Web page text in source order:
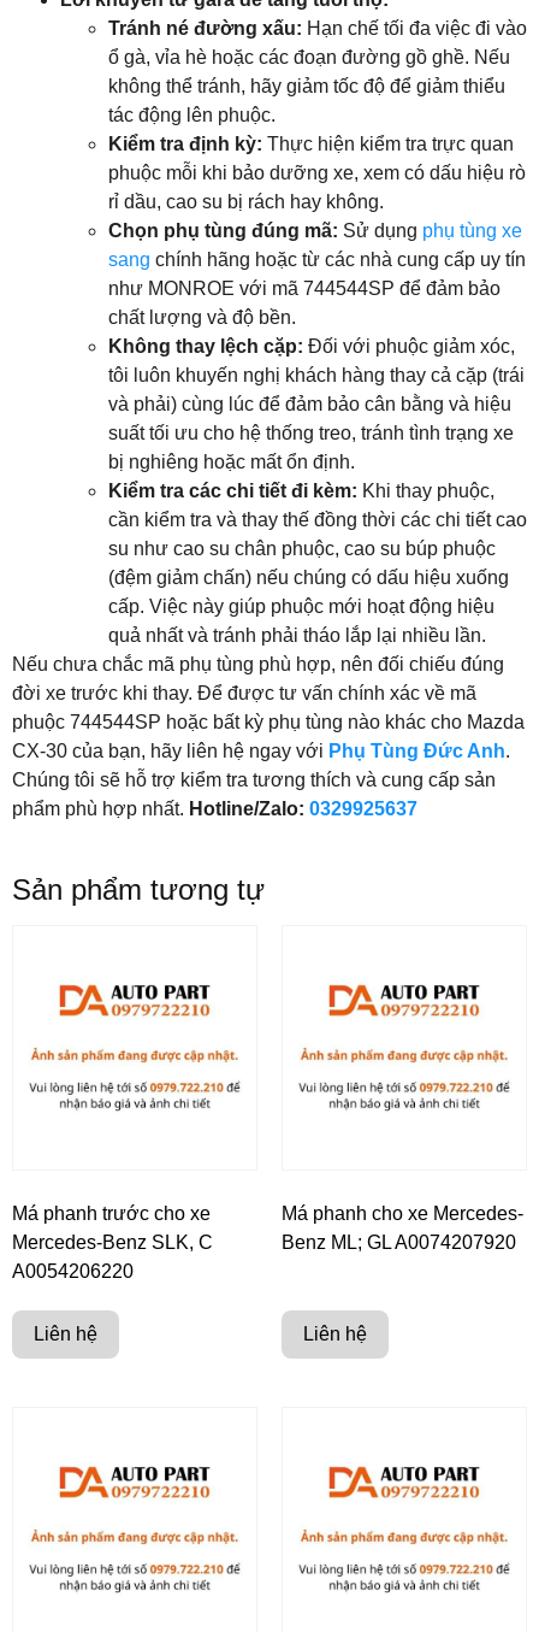
Tránh né đường xấu: Hạn chế tối đa việc đi vào
ổ gà, vỉa hè hoặc các đoạn đường gồ ghề. Nếu
không thể tránh, hãy giảm tốc độ để giảm thiểu
tác động lên phuộc.
Kiểm tra định kỳ: Thực hiện kiểm tra trực quan
phuộc mỗi khi bảo dưỡng xe, xem có dấu hiệu rò
rỉ dầu, cao su bị rách hay không.
Chọn phụ tùng đúng mã: Sử dụng phụ tùng xe
sang chính hãng hoặc từ các nhà cung cấp uy tín
như MONROE với mã 744544SP để đảm bảo
chất lượng và độ bền.
Không thay lệch cặp: Đối với phuộc giảm xóc,
tôi luôn khuyến nghị khách hàng thay cả cặp (trái
và phải) cùng lúc để đảm bảo cân bằng và hiệu
suất tối ưu cho hệ thống treo, tránh tình trạng xe
bị nghiêng hoặc mất ổn định.
Kiểm tra các chi tiết đi kèm: Khi thay phuộc,
cần kiểm tra và thay thế đồng thời các chi tiết cao
su như cao su chân phuộc, cao su búp phuộc
(đệm giảm chấn) nếu chúng có dấu hiệu xuống
cấp. Việc này giúp phuộc mới hoạt động hiệu
quả nhất và tránh phải tháo lắp lại nhiều lần.
Nếu chưa chắc mã phụ tùng phù hợp, nên đối chiếu đúng
đời xe trước khi thay. Để được tư vấn chính xác về mã
phuộc 744544SP hoặc bất kỳ phụ tùng nào khác cho Mazda
CX-30 của bạn, hãy liên hệ ngay với Phụ Tùng Đức Anh.
Chúng tôi sẽ hỗ trợ kiểm tra tương thích và cung cấp sản
phẩm phù hợp nhất. Hotline/Zalo: 0329925637
Sản phẩm tương tự
Má phanh trước cho xe
Mercedes-Benz SLK, C
A0054206220
Liên hệ
Má phanh cho xe Mercedes-
Benz ML; GL A0074207920
Liên hệ